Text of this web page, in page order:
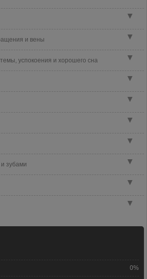
▼
▼
и вены
▼
успокоения и хорошего сна
▼
▼
▼
▼
▼
зубами
▼
▼
0%